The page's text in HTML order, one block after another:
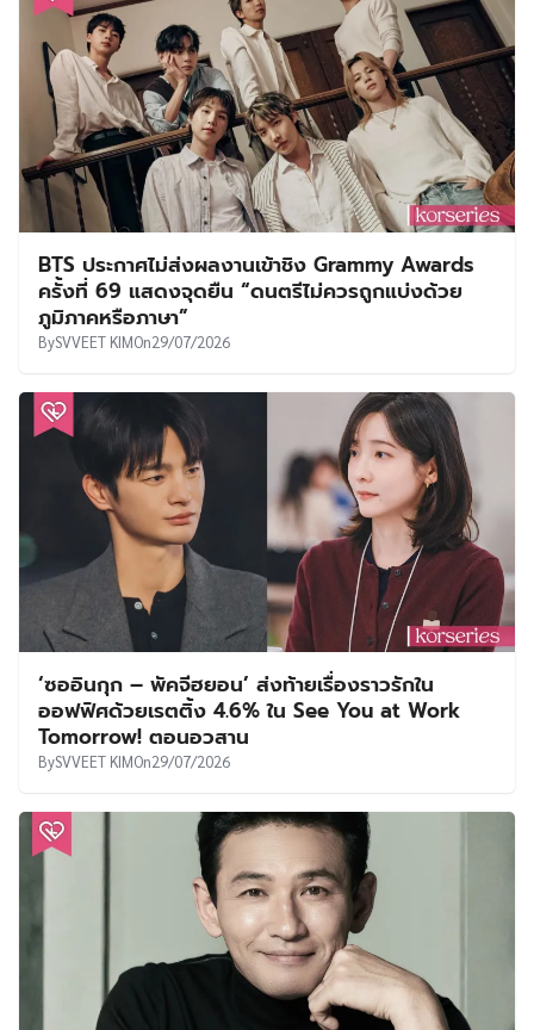
BTS ประกาศไม่ส่งผลงานเข้าชิง Grammy Awards
ครั้งที่ 69 แสดงจุดยืน “ดนตรีไม่ควรถูกแบ่งด้วย
ภูมิภาคหรือภาษา”
BySVVEET KIMOn29/07/2026
‘ซออินกุก – พัคจีฮยอน’ ส่งท้ายเรื่องราวรักใน
ออฟฟิศด้วยเรตติ้ง 4.6% ใน See You at Work
Tomorrow! ตอนอวสาน
BySVVEET KIMOn29/07/2026